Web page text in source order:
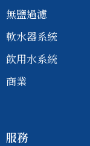
無鹽過濾
軟水器系統
飲用水系統
商業
服務